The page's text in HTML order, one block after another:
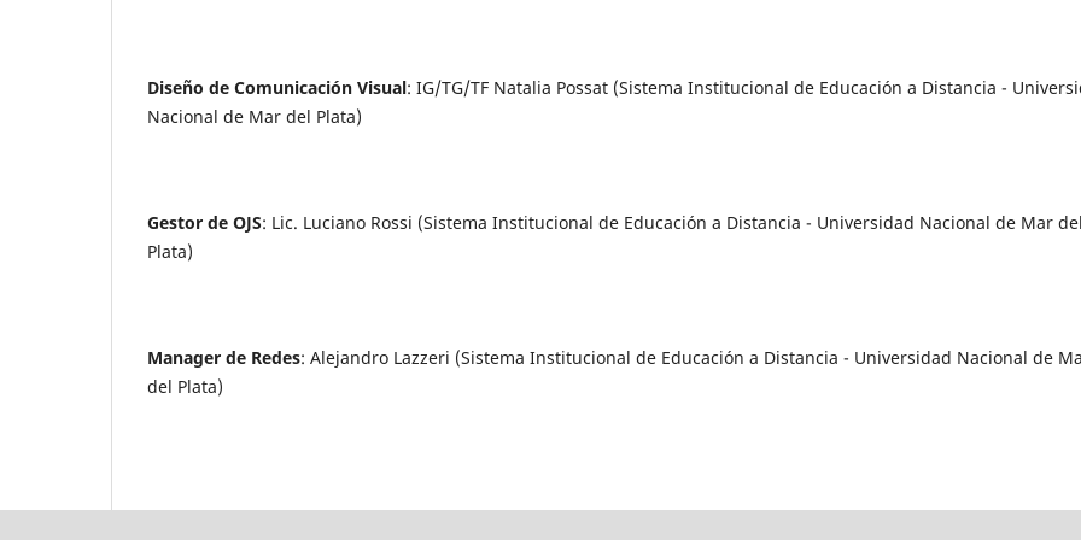
Diseño de Comunicación Visual: IG/TG/TF Natalia Possat (Sistema Institucional de Educación a Distancia -
Nacional de Mar del Plata)
Gestor de OJS: Lic. Luciano Rossi (Sistema Institucional de Educación a Distancia - Universidad Nacional de Mar del
Plata)
Manager de Redes: Alejandro Lazzeri (Sistema Institucional de Educación a Distancia - Universidad Nacional de
del Plata)